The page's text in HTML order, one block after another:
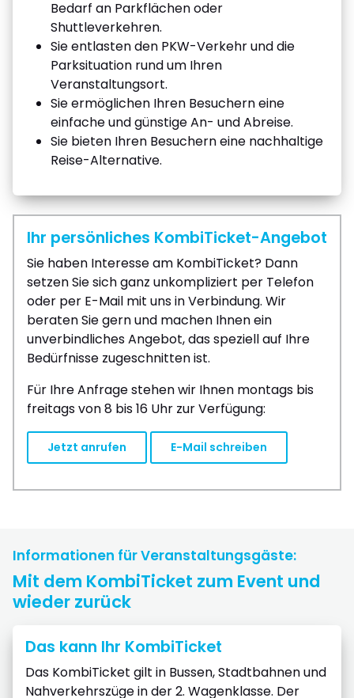
Bedarf an Parkflächen oder
Shuttleverkehren.
Sie entlasten den PKW-Verkehr und die
Parksituation rund um Ihren
Veranstaltungsort.
Sie ermöglichen Ihren Besuchern eine
einfache und günstige An- und Abreise.
Sie bieten Ihren Besuchern eine nachhaltige
Reise-Alternative.
Ihr persönliches KombiTicket-Angebot
Sie haben Interesse am KombiTicket? Dann
setzen Sie sich ganz unkompliziert per Telefon
oder per E-Mail mit uns in Verbindung. Wir
beraten Sie gern und machen Ihnen ein
unverbindliches Angebot, das speziell auf Ihre
Bedürfnisse zugeschnitten ist.
Für Ihre Anfrage stehen wir Ihnen montags bis
freitags von 8 bis 16 Uhr zur Verfügung:
Jetzt anrufen E-Mail schreiben
Informationen für Veranstaltungsgäste:
Mit dem KombiTicket zum Event und
wieder zurück
Das kann Ihr KombiTicket
Das KombiTicket gilt in Bussen, Stadtbahnen und
Nahverkehrszüge in der 2. Wagenklasse. Der